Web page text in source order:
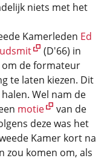
niets met het
Kamerleden Ed
(D'66) in
de formateur
te laten kiezen. Dit
Wel nam de
motie
van de
deze was het
Kamer kort na
zou komen om, als